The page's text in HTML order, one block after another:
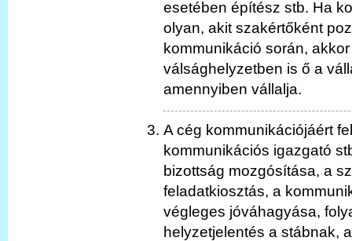
esetében építész stb. Ha
olyan, akit szakértőként
kommunikáció során,
válsághelyzetben is ő a
amennyiben vállalja.
A cég kommunikációjáért
kommunikációs igazgató
bizottság mozgósítása, a
feladatkiosztás, a
végleges jóváhagyása,
helyzetjelentés a stábnak,